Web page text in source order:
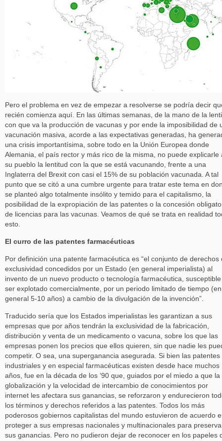
Pero el problema en vez de empezar a resolverse se podría decir
recién comienza aquí. En las últimas semanas, de la mano de la
con que va la producción de vacunas y por ende la imposibilidad de
vacunación masiva, acorde a las expectativas generadas, ha
una crisis importantísima, sobre todo en la Unión Europea donde
Alemania, el país rector y más rico de la misma, no puede explicarle
su pueblo la lentitud con la que se está vacunando, frente a una
Inglaterra del Brexit con casi el 15% de su población vacunada. A tal
punto que se citó a una cumbre urgente para tratar este tema en
se planteó algo totalmente insólito y temido para el capitalismo, la
posibilidad de la expropiación de las patentes o la concesión
de licencias para las vacunas. Veamos de qué se trata en realidad
esto.
El curro de las patentes farmacéuticas
Por definición una patente farmacéutica es “el conjunto de derechos
exclusividad concedidos por un Estado (en general imperialista) al
invento de un nuevo producto o tecnología farmacéutica,
ser explotado comercialmente, por un periodo limitado de tiempo (en
general 5-10 años) a cambio de la divulgación de la invención”.
Traducido sería que los Estados imperialistas les garantizan a sus
empresas que por años tendrán la exclusividad de la fabricación,
distribución y venta de un medicamento o vacuna, sobre los que las
empresas ponen los precios que ellos quieren, sin que nadie les
competir. O sea, una superganancia asegurada. Si bien las patentes
industriales y en especial farmacéuticas existen desde hace muchos
años, fue en la década de los ’90 que, guiados por el miedo a que la
globalización y la velocidad de intercambio de conocimientos por
internet les afectara sus ganancias, se reforzaron y endurecieron
los términos y derechos referidos a las patentes. Todos los más
poderosos gobiernos capitalistas del mundo estuvieron de acuerdo
proteger a sus empresas nacionales y multinacionales para
sus ganancias. Pero no pudieron dejar de reconocer en los papeles